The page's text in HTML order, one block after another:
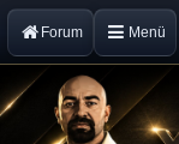
Forum Menü